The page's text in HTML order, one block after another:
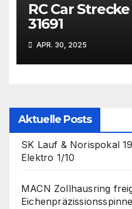
RC Car
31691
APR. 30, 2025
Aktuelle Posts
SK Lauf & Norispokal
Elektro 1/10
MACN Zollhausring